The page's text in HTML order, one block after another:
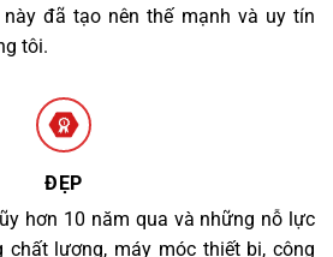
đã tạo nên thế mạnh và uy tín
tôi.
ĐẸP
hơn 10 năm qua và những nỗ lực
chất lượng, máy móc thiết bị, công